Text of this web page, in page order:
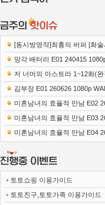
[동시방영작]최흉의 버퍼 [화술
세계 최강 클랜을 이끈다 E12
망각 배터리 E01 240415
저 너머의 아스트라 1~12화(완
0x1080 x265-10Bit FLACx2)
김부장 E01 260626 1080p
미혼남녀의 효율적 만남 E02
p-NEXT
미혼남녀의 효율적 만남 E03
p-NEXT
미혼남녀의 효율적 만남 E04
• 토토쇼핑 이용가이드
• 토토친구,토토가족 이용가이드